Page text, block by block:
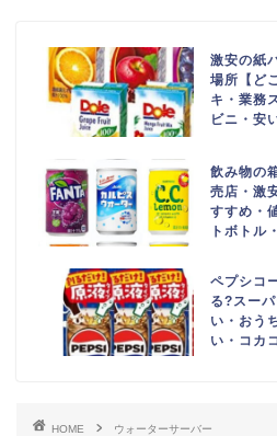
激安の紙
場所【ど
キ・業務
ビニ・安
飲み物の
売店・激
すすめ・
トボトル
ペプシコ
る?スー
い・おう
い・コカ
HOME
ウォーターサーバー